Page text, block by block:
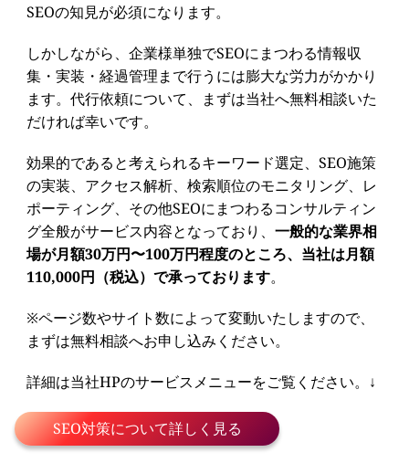
SEOの知見が必須になります。
しかしながら、企業様単独でSEOにまつわる情報収
集・実装・経過管理まで行うには膨大な労力がかかり
ます。代行依頼について、まずは当社へ無料相談いた
だければ幸いです。
効果的であると考えられるキーワード選定、SEO施策
の実装、アクセス解析、検索順位のモニタリング、レ
ポーティング、その他SEOにまつわるコンサルティン
グ全般がサービス内容となっており、 一般的な業界相
場が月額30万円〜100万円程度のところ、当社は月額
110,000円（税込）で承っております。
※ページ数やサイト数によって変動いたしますので、
まずは無料相談へお申し込みください。
詳細は当社HPのサービスメニューをご覧ください。↓
SEO対策について詳しく見る